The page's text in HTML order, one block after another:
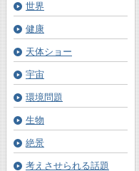
世界
健康
天体ショー
宇宙
環境問題
生物
絶景
考えさせられる話題